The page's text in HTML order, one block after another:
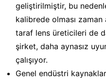
geliştirilmiştir, bu
kalibrede olması zaman
taraf lens üreticileri de
şirket, daha aynasız
çalışıyor.
Genel endüstri